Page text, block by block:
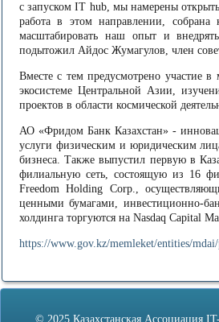
с запуском IT hub, мы намерены
работа в этом направлении,
масштабировать наш опыт и
подытожил Айдос Жумагулов, член
Вместе с тем предусмотрено участие
экосистеме Центральной Азии,
проектов в области космической
АО «Фридом Банк Казахстан» -
услуги физическим и юридическим
бизнеса. Также выпустил первую в
филиальную сеть, состоящую из 16
Freedom Holding Corp.,
ценными бумагами, инвестиционно-
холдинга торгуются на Nasdaq Capital
https://www.gov.kz/memleket/entities/
© 2025 Казахстанская Ассоциация